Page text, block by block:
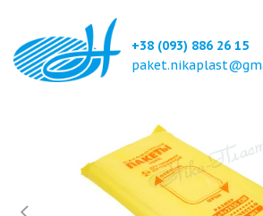
+38 (093) 886 26 15